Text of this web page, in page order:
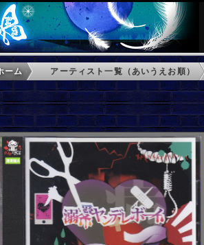
ーム アーティスト一覧（あいうえお順）